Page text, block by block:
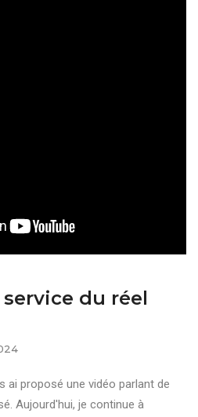
du réel
ai proposé une vidéo parlant de
Aujourd'hui, je continue à